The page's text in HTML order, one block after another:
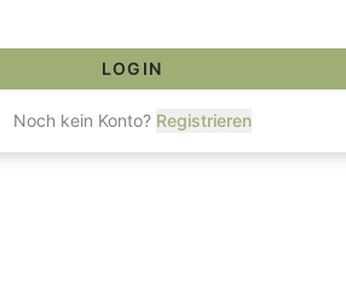
LOGIN
Noch kein Konto? Registrieren